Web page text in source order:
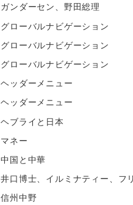
ガンダーセン、野田総理
グローバルナビゲーション
グローバルナビゲーション
グローバルナビゲーション
ヘッダーメニュー
ヘッダーメニュー
ヘブライと日本
マネー
中国と中華
井口博士、イルミナティー、フ
信州中野